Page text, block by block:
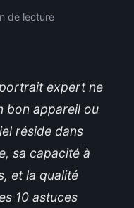
de lecture
expert ne
bon appareil ou
réside dans
sa capacité à
et la qualité
10 astuces